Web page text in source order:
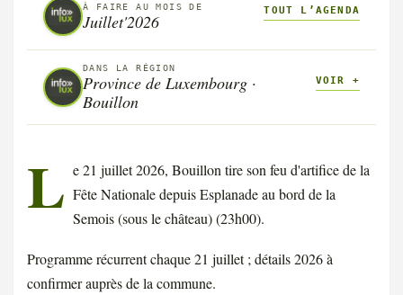
À FAIRE AU MOIS DE
Juillet'2026
TOUT L’AGENDA
DANS LA RÉGION
Province de Luxembourg ·
Bouillon
VOIR +
L e 21 juillet 2026, Bouillon tire son feu d'artifice de la
Fête Nationale depuis Esplanade au bord de la
Semois (sous le château) (23h00).
Programme récurrent chaque 21 juillet ; détails 2026 à
confirmer auprès de la commune.